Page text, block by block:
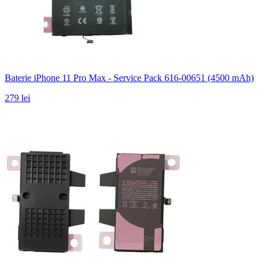
Baterie iPhone 11 Pro Max - Service Pack 616-00651 (4500 mAh)
279 lei